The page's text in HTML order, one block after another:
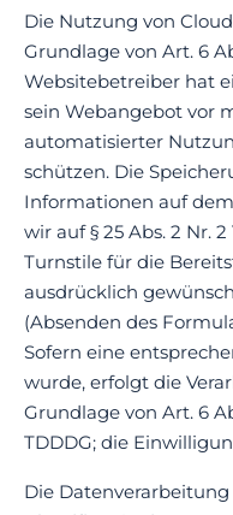
Die Nutzung von
Grundlage von Art. 6
Websitebetreiber hat
sein Webangebot vor
automatisierter
schützen. Die
Informationen auf
wir auf § 25 Abs. 2 Nr.
Turnstile für die
ausdrücklich
(Absenden des
Sofern eine
wurde, erfolgt die
Grundlage von Art. 6
TDDDG; die
Die